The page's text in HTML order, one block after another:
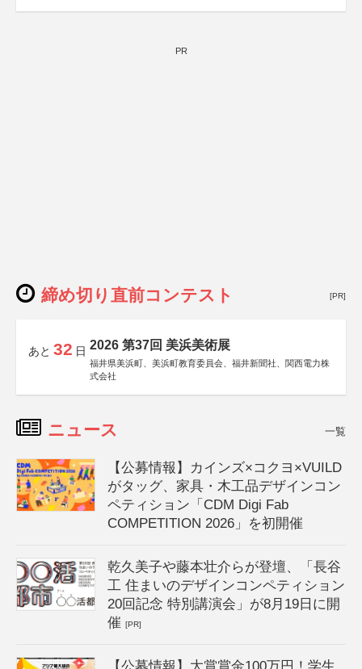
PR
締め切り直前コンテスト [PR]
あと 32 日 2026 第37回 美浜美術展
福井県美浜町、美浜町教育委員会、福井新聞社、関西電力株
式会社
ニュース 一覧
【公募情報】カインズ×コクヨ×VUILD
がタッグ、家具・木工品デザインコン
ペティション「CDM Digi Fab
COMPETITION 2026」を初開催
乾久美子や藤本壮介らが登壇、「長谷
工 住まいのデザインコンペティション
20回記念 特別講演会」が8月19日に開
催[PR]